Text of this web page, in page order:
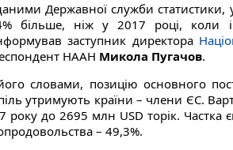
Державної служби статистики,
більше, ніж у 2017 році, коли
заступник директора
НААН Микола Пугачов.
словами, позицію основного
утримують країни – члени ЄС.
року до 2695 млн USD торік. Частка
– 49,3%.